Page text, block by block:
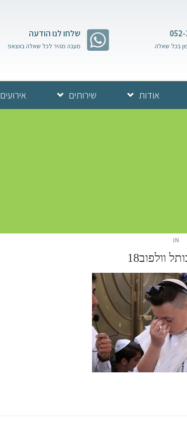
בכל שאלה
שלחו לנו הודעה
מענה מהיר לכל שאלה בווצאפ
אודות שירותים אירועים
IN
וולפוב18